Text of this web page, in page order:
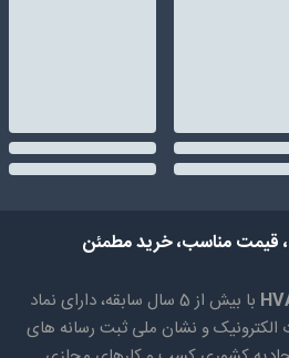
قیمت مناسب، خرید مطمئن
با بیش از 5 سال سابقه، دارای نماد
الکترونیک و نشان ملی ثبت رسانه های